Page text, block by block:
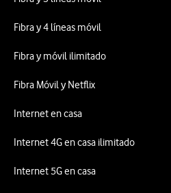
Fibra y 4 líneas móvil
Fibra y móvil ilimitado
Fibra Móvil y Netflix
Internet en casa
Internet 4G en casa ilimitado
Internet 5G en casa